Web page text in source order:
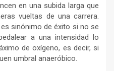
en una subida larga que
vueltas de una carrera.
sinónimo de éxito si no se
a una intensidad lo
de oxígeno, es decir, si
umbral anaeróbico.